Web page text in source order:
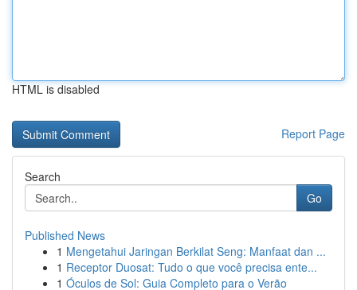
HTML is disabled
Report Page
Search
Go
Published News
1 Mengetahui Jaringan Berkilat Seng: Manfaat dan ...
1 Receptor Duosat: Tudo o que você precisa ente...
1 Óculos de Sol: Guia Completo para o Verão